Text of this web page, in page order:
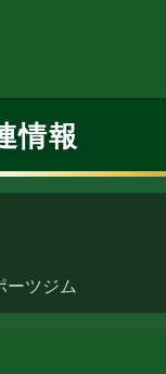
情報
ーツジム